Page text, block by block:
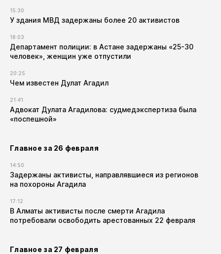
15:30
У здания МВД задержаны более 20 активистов
18:03
Департамент полиции: в Астане задержаны «25-30
человек», женщин уже отпустили
20:25
Чем известен Дулат Агадил​
21:41
Адвокат Дулата Агадилова: судмедэкспертиза была
«поспешной»
Главное за 26 февраля
14:50
Задержаны активисты, направлявшиеся из регионов
на похороны Агадила
17:12
В Алматы активисты после смерти Агадила
потребовали освободить арестованных 22 февраля
Главное за 27 февраля